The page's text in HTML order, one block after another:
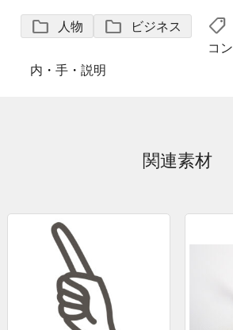
folder 人物 folder ビジネス shoppingmode
コン
内 ・ 手・ 説明
関連素材